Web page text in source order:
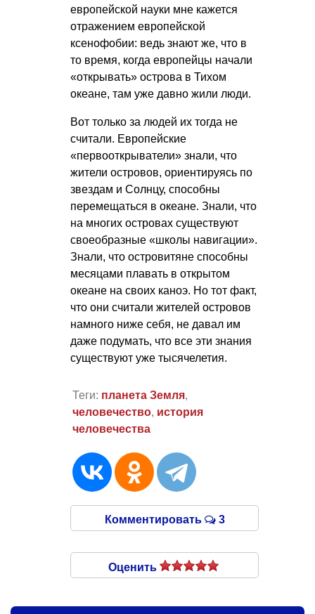
европейской науки мне кажется
отражением европейской
ксенофобии: ведь знают же, что в
то время, когда европейцы начали
«открывать» острова в Тихом
океане, там уже давно жили люди.
Вот только за людей их тогда не
считали. Европейские
«первооткрыватели» знали, что
жители островов, ориентируясь по
звездам и Солнцу, способны
перемещаться в океане. Знали, что
на многих островах существуют
своеобразные «школы навигации».
Знали, что островитяне способны
месяцами плавать в открытом
океане на своих каноэ. Но тот факт,
что они считали жителей островов
намного ниже себя, не давал им
даже подумать, что все эти знания
существуют уже тысячелетия.
Теги: планета Земля,
человечество, история
человечества
Комментировать 3
Оценить